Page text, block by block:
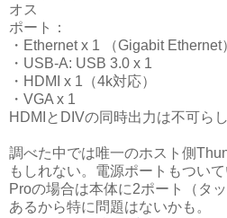
オス
ポート：
・Ethernet x 1 （Gigabit Ethernet
・USB-A: USB 3.0 x 1
・HDMI x 1（4k対応）
・VGA x 1
HDMIとDIVの同時出力は不可らし
調べた中では唯一のホスト側
もしれない。電源ポートもつい
Proの場合は本体に2ポート（タ
あるから特に問題はないかも。